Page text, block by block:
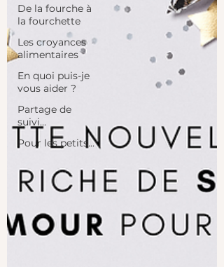
De la fourche à
la fourchette
Les croyances
alimentaires
En quoi puis-je
vous aider ?
Partage de
suivi...
Pour les petits...